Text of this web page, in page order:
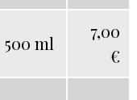
500 ml
7,00
€